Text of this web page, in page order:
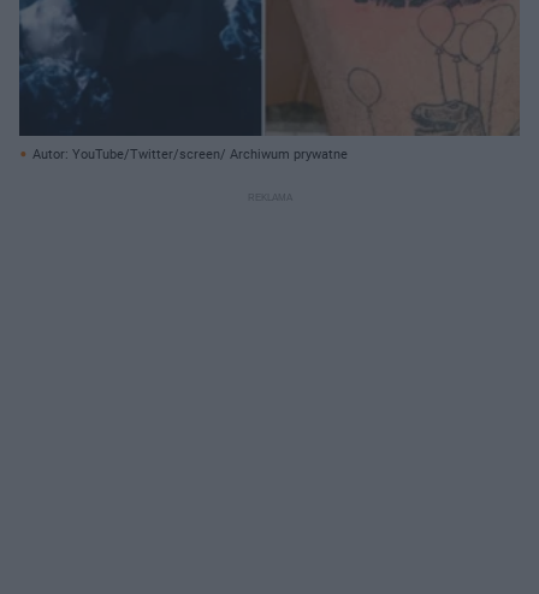
Autor: YouTube/Twitter/screen/ Archiwum prywatne